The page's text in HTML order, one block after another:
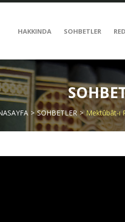
HAKKINDA SOHBETLER
SOHBETLER Mektûbât-ı